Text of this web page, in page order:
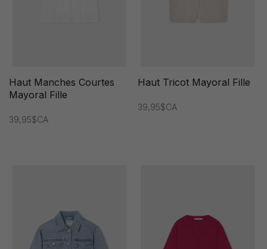
Haut Manches Courtes
Mayoral Fille
39,95$CA
Haut Tricot Mayoral Fille
39,95$CA